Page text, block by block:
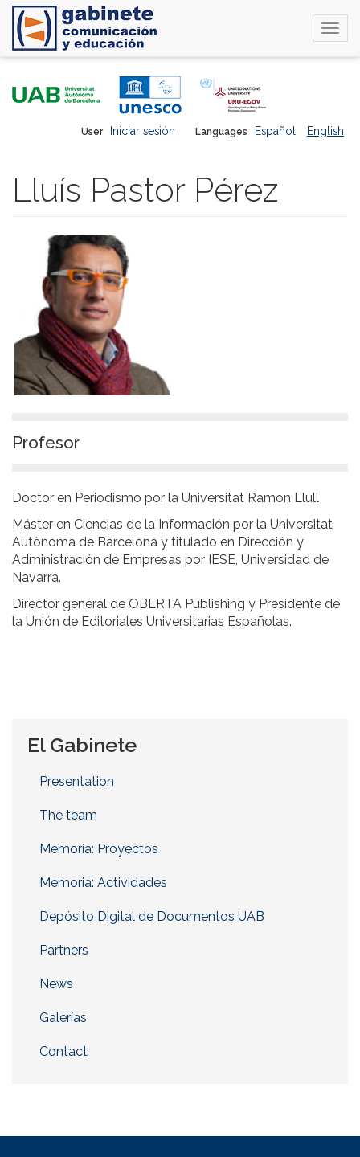
Languages Español English
User Iniciar sesión
Lluís Pastor Pérez
Profesor
Doctor en Periodismo por la Universitat Ramon Llull
Máster en Ciencias de la Información por la Universitat
Autònoma de Barcelona y titulado en Dirección y
Administración de Empresas por IESE, Universidad de
Navarra.
Director general de OBERTA Publishing y Presidente de
la Unión de Editoriales Universitarias Españolas.
El Gabinete
Presentation
The team
Memoria: Proyectos
Memoria: Actividades
Depósito Digital de Documentos UAB
Partners
News
Galerías
Contact